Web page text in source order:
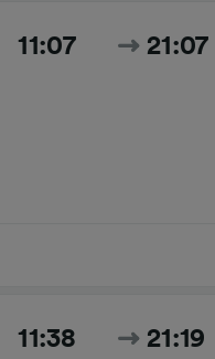
11:07 21:07
11:38 21:19